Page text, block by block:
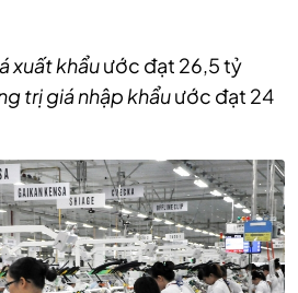
xuất khẩuước đạt 26,5 tỷ
trị giá nhập khẩuước đạt 24